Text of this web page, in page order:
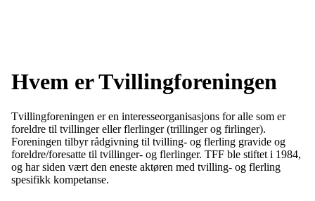
Hvem er Tvillingforeningen
Tvillingforeningen er en interesseorganisasjons for alle som er
foreldre til tvillinger eller flerlinger (trillinger og firlinger).
Foreningen tilbyr rådgivning til tvilling- og flerling gravide og
foreldre/foresatte til tvillinger- og flerlinger. TFF ble stiftet i 1984,
og har siden vært den eneste aktøren med tvilling- og flerling
spesifikk kompetanse.